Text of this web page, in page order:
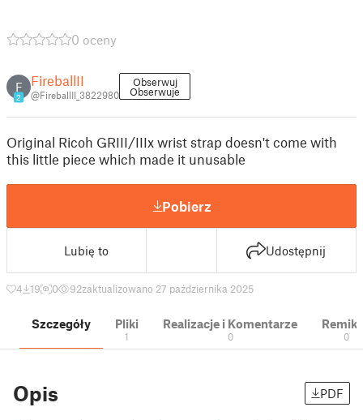
0 oceny
F
2
FireballII
@FireballII_3822980
Obserwuj
Obserwuje
Original Ricoh GRIII/IIIx wrist strap doesn't come with
this little piece which made it unusable
Pobierz
Lubię to Udostępnij
4 19 0 92zaktualizowano 27 października 2025
Szczegóły Pliki
1
Realizacje i Komentarze
0 0
Opis PDF